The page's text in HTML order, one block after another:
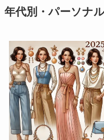
年代別・パーソナ